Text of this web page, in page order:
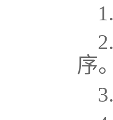
1.
2.
序。
3.